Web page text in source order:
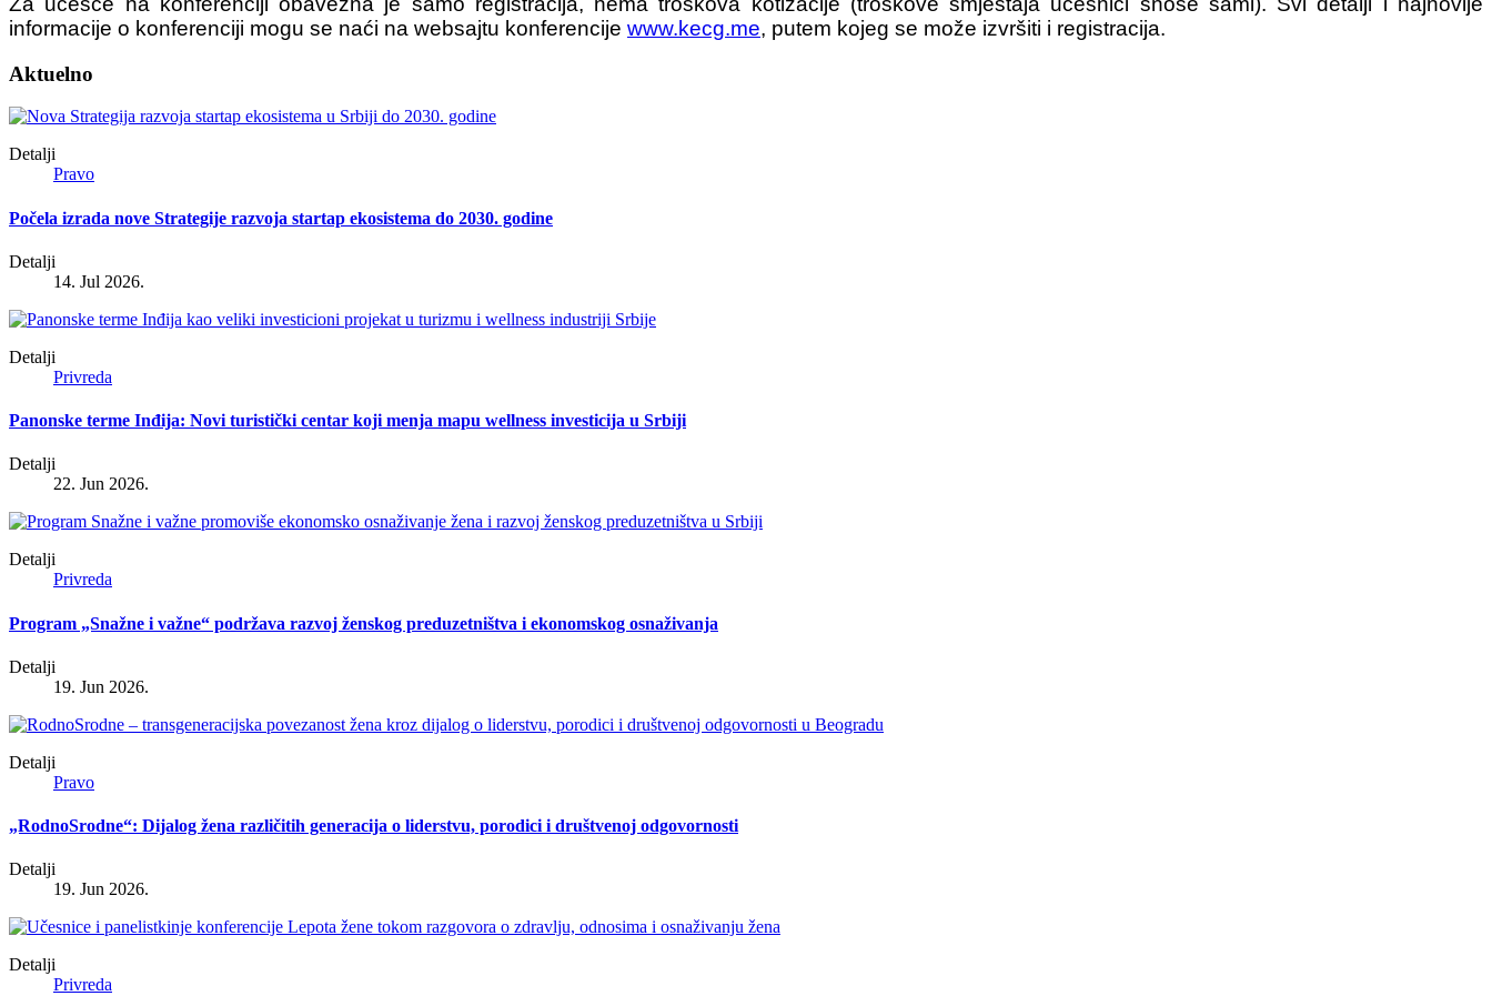
informacije o konferenciji mogu se naći na websajtu konferencije www.kecg.me, putem kojeg se može izvršiti i registracija.
Aktuelno
Detalji
Pravo
Počela izrada nove Strategije razvoja startap ekosistema do 2030. godine
Detalji
14. Jul 2026.
Detalji
Privreda
Panonske terme Inđija: Novi turistički centar koji menja mapu wellness investicija u Srbiji
Detalji
22. Jun 2026.
Detalji
Privreda
Program „Snažne i važne“ podržava razvoj ženskog preduzetništva i ekonomskog osnaživanja
Detalji
19. Jun 2026.
Detalji
Pravo
„RodnoSrodne“: Dijalog žena različitih generacija o liderstvu, porodici i društvenoj odgovornosti
Detalji
19. Jun 2026.
Detalji
Privreda